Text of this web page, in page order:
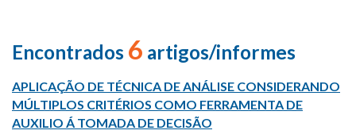
Encontrados 6 artigos/informes
APLICAÇÃO DE TÉCNICA DE ANÁLISE CONSIDERANDO
MÚLTIPLOS CRITÉRIOS COMO FERRAMENTA DE
AUXILIO Á TOMADA DE DECISÃO